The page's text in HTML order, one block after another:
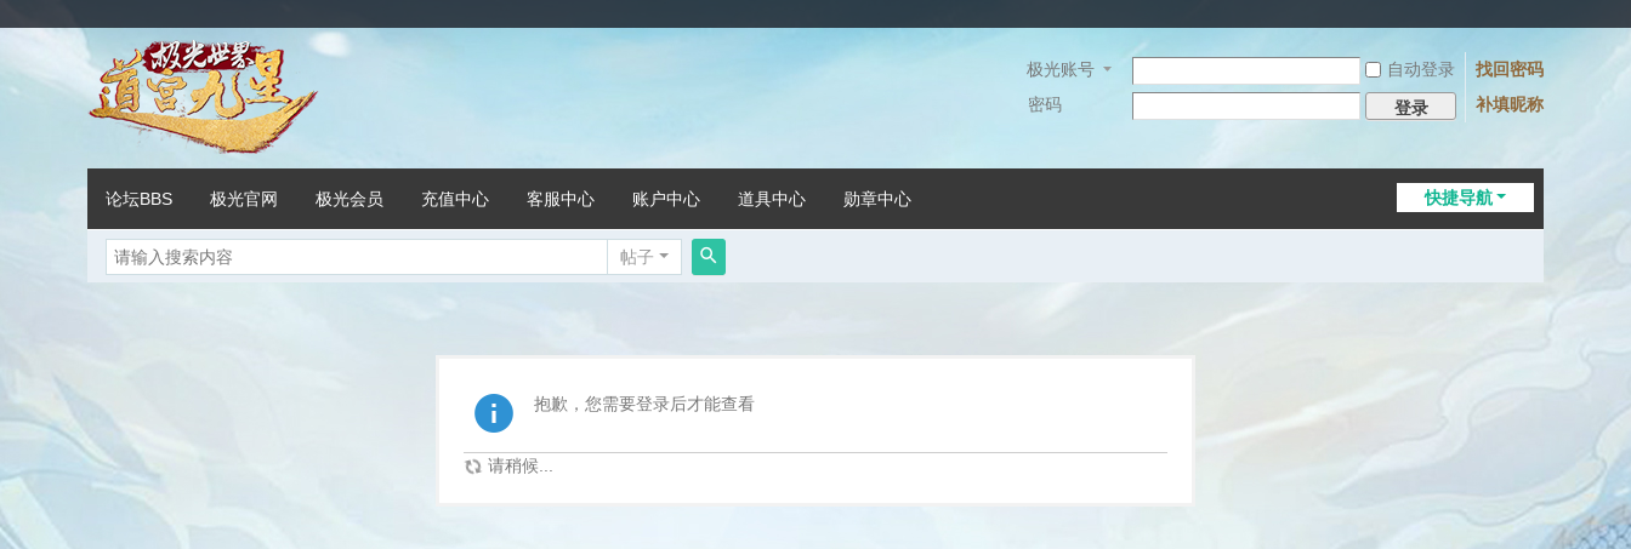
极光账号 自动登录
找回密码
密码
登录 补填昵称
快捷导航
论坛BBS 极光官网 极光会员 充值中心 客服中心 账户中心 道具中心 勋章中心
帖子
抱歉，您需要登录后才能查看
请稍候...